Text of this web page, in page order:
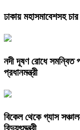
ঢাকায় মহাসমাবেশসহ
নদী দূষণ রোধে সমন্বিত
প্রধানমন্ত্রী
বিকেল থেকে গ্যাস